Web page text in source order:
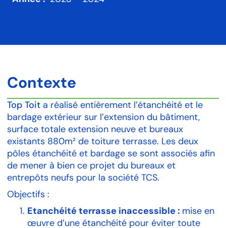
Contexte
Top Toit a réalisé entièrement l’étanchéité et le
bardage extérieur sur l’extension du bâtiment,
surface totale extension neuve et bureaux
existants 880m² de toiture terrasse. Les deux
pôles étanchéité et bardage se sont associés afin
de mener à bien ce projet du bureaux et
entrepôts neufs pour la société TCS.
Objectifs :
Etanchéité terrasse inaccessible : mise en
œuvre d’une étanchéité pour éviter toute